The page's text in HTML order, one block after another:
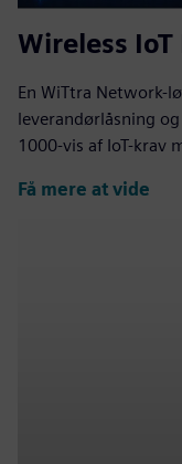
Wireless
En WiTtra Network-
leverandørlåsning
1000-vis af IoT-krav
Få mere at vide